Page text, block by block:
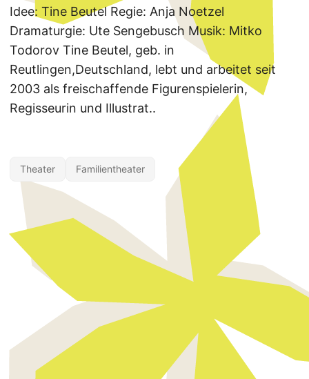
Idee: Tine Beutel Regie: Anja Noetzel
Dramaturgie: Ute Sengebusch Musik: Mitko
Todorov Tine Beutel, geb. in
Reutlingen,Deutschland, lebt und arbeitet seit
2003 als freischaffende Figurenspielerin,
Regisseurin und Illustrat..
Theater Familientheater